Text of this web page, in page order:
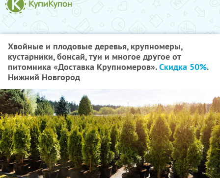
Хвойные и плодовые деревья, крупномеры,
кустарники, бонсай, туи и многое другое от
питомника «Доставка Крупномеров».Скидка 50%.
Нижний Новгород